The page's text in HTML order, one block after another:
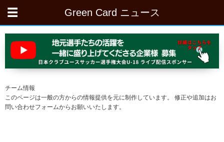
Green Card ニュース
チーム情報
このページは一般の方からの情報提供を元に制作しています。 修正や追加はお
問い合わせフォームからお願いいたします。